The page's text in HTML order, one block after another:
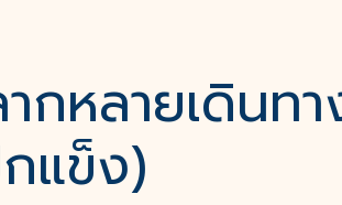
หลายเดินทา
แข็ง)